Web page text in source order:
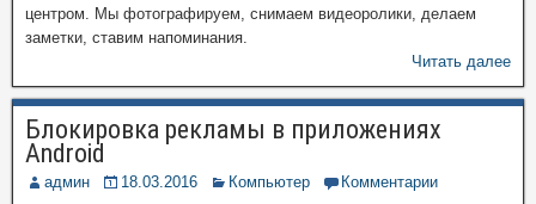
центром. Мы фотографируем, снимаем видеоролики, делаем
заметки, ставим напоминания.
Читать далее
Блокировка рекламы в приложениях
Android
админ 18.03.2016 Компьютер
Комментарии